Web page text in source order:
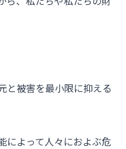
理由
マンションオーナー様
と被害を最小限に抑える
によって人々におよぶ危